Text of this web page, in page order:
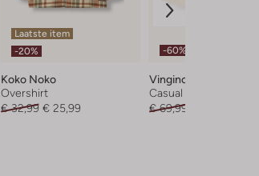
Laatste item
-20%
Koko Noko
Overshirt
€ 32,99 € 25,99
-60%
Vingino
Casual overhemd
€ 69,99